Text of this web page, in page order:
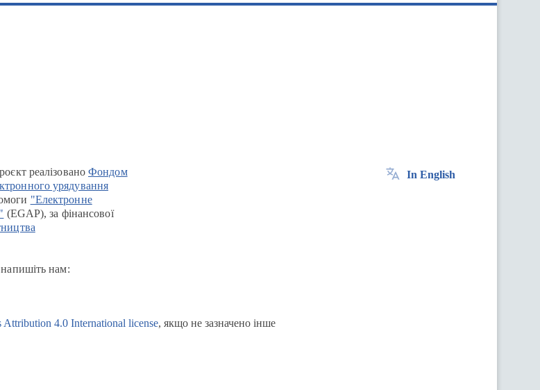
реалізованоФондом
урядування
"Електронне
(EGAP), за фінансової
нам:
In English
Attribution 4.0 International license, якщо не зазначено інше